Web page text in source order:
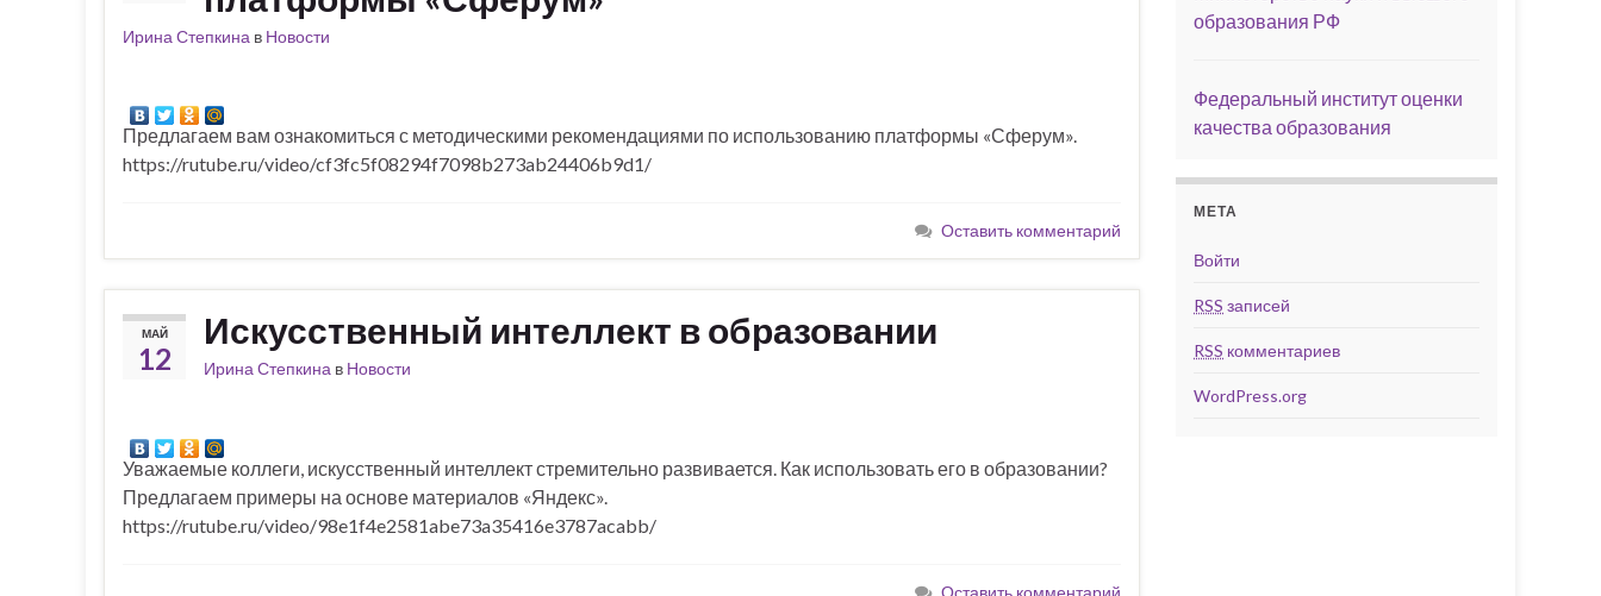
Ирина Степкина в Новости
Предлагаем вам ознакомиться с методическими рекомендациями по использованию платформы «Сферум».
https://rutube.ru/video/cf3fc5f08294f7098b273ab24406b9d1/
Оставить комментарий
МАЙ
12
Искусственный интеллект в образовании
Ирина Степкина в Новости
Уважаемые коллеги, искусственный интеллект стремительно развивается. Как использовать его в образовании?
Предлагаем примеры на основе материалов «Яндекс».
https://rutube.ru/video/98e1f4e2581abe73a35416e3787acabb/
Оставить комментарий
образования РФ
Федеральный институт оценки
качества образования
МЕТА
Войти
RSS записей
RSS комментариев
WordPress.org